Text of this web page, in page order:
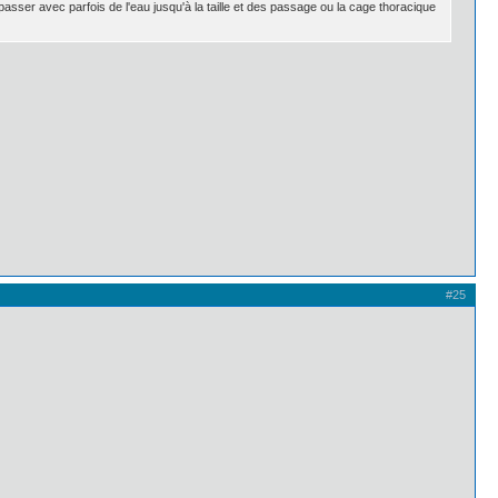
avec parfois de l'eau jusqu'à la taille et des passage ou la cage thoracique
#25